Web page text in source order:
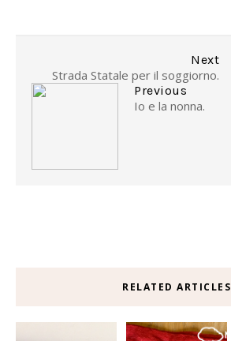
Next
Strada Statale per il soggiorno.
Previous
Io e la nonna.
RELATED ARTICLES